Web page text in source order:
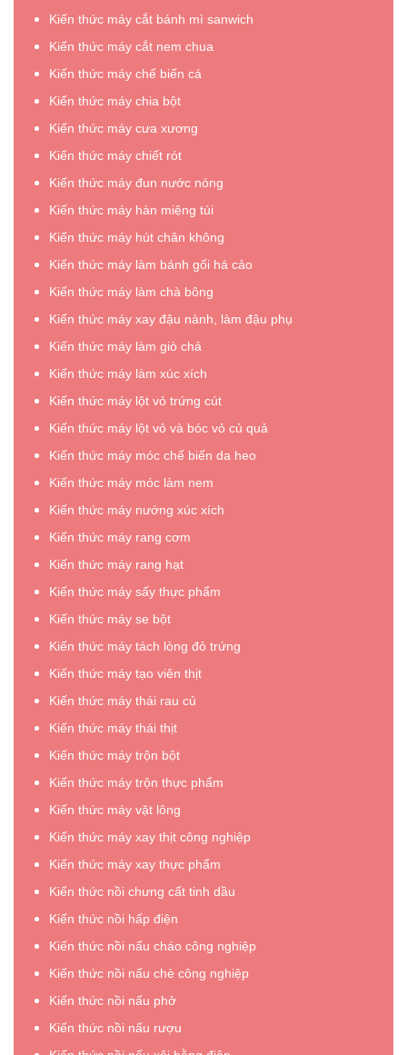
Kiến thức máy cắt bánh mì sanwich
Kiến thức máy cắt nem chua
Kiến thức máy chế biến cá
Kiến thức máy chia bột
Kiến thức máy cưa xương
Kiến thức máy chiết rót
Kiến thức máy đun nước nóng
Kiến thức máy hàn miệng túi
Kiến thức máy hút chân không
Kiến thức máy làm bánh gối há cảo
Kiến thức máy làm chà bông
Kiến thức máy xay đậu nành, làm đậu phụ
Kiến thức máy làm giò chả
Kiến thức máy làm xúc xích
Kiến thức máy lột vỏ trứng cút
Kiến thức máy lột vỏ và bóc vỏ củ quả
Kiến thức máy móc chế biến da heo
Kiến thức máy móc làm nem
Kiến thức máy nướng xúc xích
Kiến thức máy rang cơm
Kiến thức máy rang hạt
Kiến thức máy sấy thực phẩm
Kiến thức máy se bột
Kiến thức máy tách lòng đỏ trứng
Kiến thức máy tạo viên thịt
Kiến thức máy thái rau củ
Kiến thức máy thái thịt
Kiến thức máy trộn bột
Kiến thức máy trộn thực phẩm
Kiến thức máy vặt lông
Kiến thức máy xay thịt công nghiệp
Kiến thức máy xay thực phẩm
Kiến thức nồi chưng cất tinh dầu
Kiến thức nồi hấp điện
Kiến thức nồi nấu cháo công nghiệp
Kiến thức nồi nấu chè công nghiệp
Kiến thức nồi nấu phở
Kiến thức nồi nấu rượu